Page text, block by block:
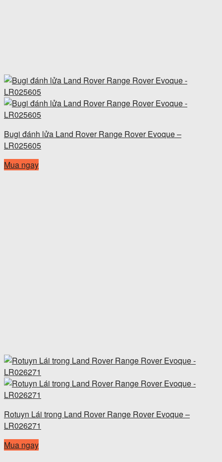
Bugi đánh lửa Land Rover Range Rover Evoque –
LR025605
Mua ngay
Rotuyn Lái trong Land Rover Range Rover Evoque –
LR026271
Mua ngay